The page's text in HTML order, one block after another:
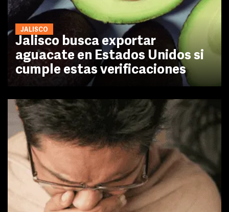
JALISCO
Jalisco busca exportar
aguacate en Estados Unidos si
cumple estas verificaciones